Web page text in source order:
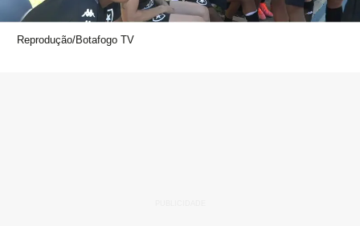
Reprodução/Botafogo TV